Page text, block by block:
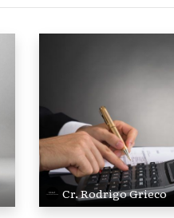
Cr. Rodrigo Grieco